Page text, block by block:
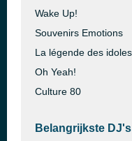
Wake Up!
Souvenirs Emotions
La légende des idoles
Oh Yeah!
Culture 80
Belangrijkste DJ's